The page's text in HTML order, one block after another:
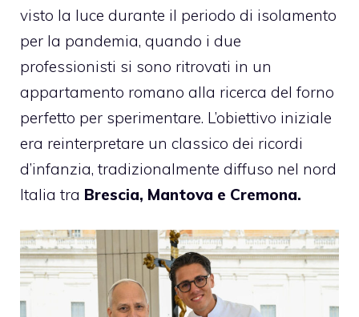
visto la luce durante il periodo di isolamento
per la pandemia, quando i due
professionisti si sono ritrovati in un
appartamento romano alla ricerca del forno
perfetto per sperimentare. L’obiettivo iniziale
era reinterpretare un classico dei ricordi
d’infanzia, tradizionalmente diffuso nel nord
Italia tra Brescia, Mantova e Cremona.